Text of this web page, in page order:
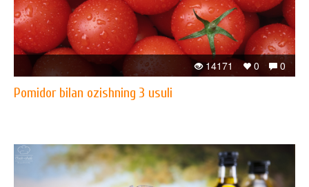
0
0
14171
Pomidor bilan ozishning 3 usuli